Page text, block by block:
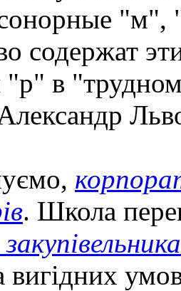
содержат
в
. Школа
вигідних